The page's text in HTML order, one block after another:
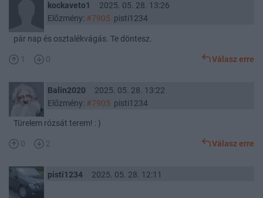
kockaveto1
2025. 05. 28. 13:26
Előzmény: #7905 pisti1234
pár nap és osztalékvágás. Te döntesz.
1 0 Válasz erre
Balin2020
2025. 05. 28. 13:22
Előzmény: #7905 pisti1234
Türelem rózsát terem! : )
0 2 Válasz erre
pisti1234 2025. 05. 28. 12:11